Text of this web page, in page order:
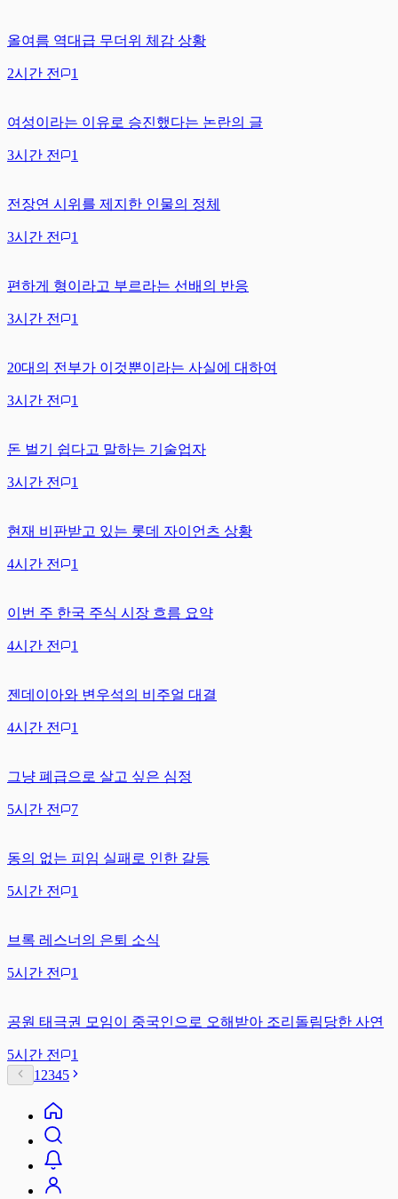
올여름 역대급 무더위 체감 상황
2시간 전 1
여성이라는 이유로 승진했다는 논란의 글
3시간 전 1
전장연 시위를 제지한 인물의 정체
3시간 전 1
편하게 형이라고 부르라는 선배의 반응
3시간 전 1
20대의 전부가 이것뿐이라는 사실에 대하여
3시간 전 1
돈 벌기 쉽다고 말하는 기술업자
3시간 전 1
현재 비판받고 있는 롯데 자이언츠 상황
4시간 전 1
이번 주 한국 주식 시장 흐름 요약
4시간 전 1
젠데이아와 변우석의 비주얼 대결
4시간 전 1
그냥 폐급으로 살고 싶은 심정
5시간 전 7
동의 없는 피임 실패로 인한 갈등
5시간 전 1
브록 레스너의 은퇴 소식
5시간 전 1
공원 태극권 모임이 중국인으로 오해받아 조리돌림당한 사연
5시간 전
1
1 2345